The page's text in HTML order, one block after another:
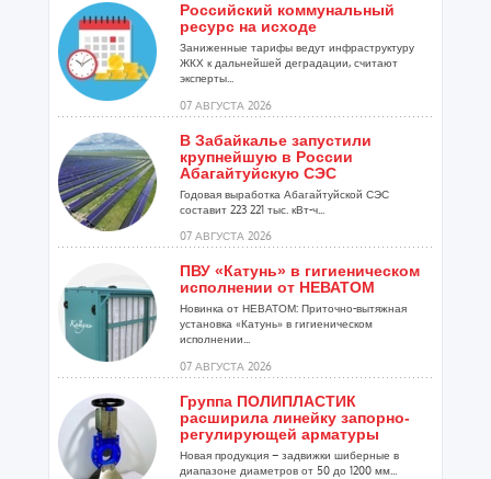
Российский коммунальный
ресурс на исходе
Заниженные тарифы ведут инфраструктуру
ЖКХ к дальнейшей деградации, считают
эксперты...
07 АВГУСТА 2026
В Забайкалье запустили
крупнейшую в России
Абагайтуйскую СЭС
Годовая выработка Абагайтуйской СЭС
составит 223 221 тыс. кВт-ч...
07 АВГУСТА 2026
ПВУ «Катунь» в гигиеническом
исполнении от НЕВАТОМ
Новинка от НЕВАТОМ: Приточно-вытяжная
установка «Катунь» в гигиеническом
исполнении...
07 АВГУСТА 2026
Группа ПОЛИПЛАСТИК
расширила линейку запорно-
регулирующей арматуры
Новая продукция – задвижки шиберные в
диапазоне диаметров от 50 до 1200 мм...